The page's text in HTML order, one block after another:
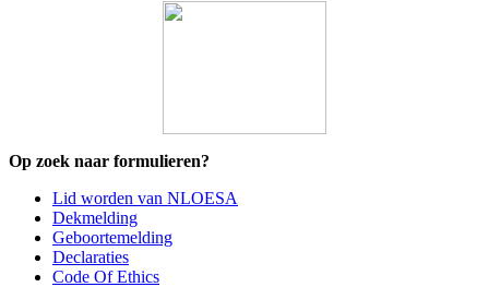
Op zoek naar formulieren?
Lid worden van NLOESA
Dekmelding
Geboortemelding
Declaraties
Code Of Ethics